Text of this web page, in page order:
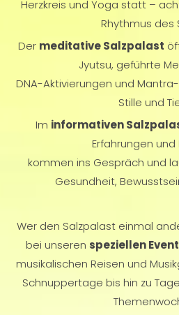
Herzkreis und Yoga statt –
Rhythmus des
Der meditative Salzpalast
Jyutsu, geführte
DNA-Aktivierungen und
Stille und
Im informativen
Erfahrungen und
kommen ins Gespräch und
Gesundheit,
Wer den Salzpalast einmal
bei unseren speziellen
musikalischen Reisen und
Schnuppertage bis hin zu